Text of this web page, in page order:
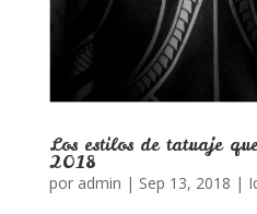
Los estilos de tatuaje
2018
por admin | Sep 13, 2018 |